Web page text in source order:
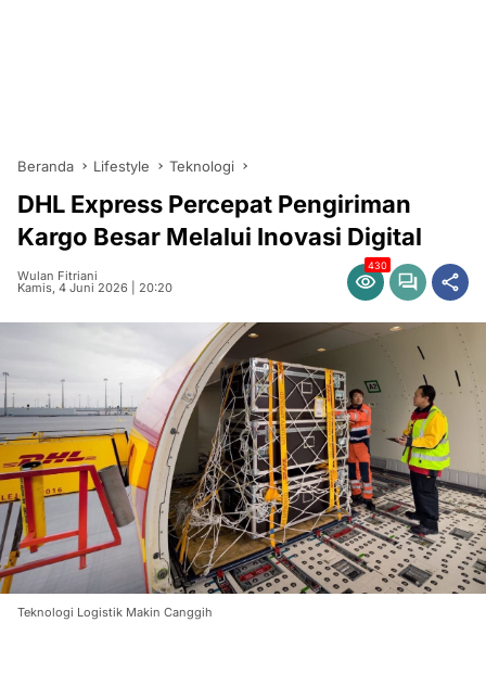
Beranda Lifestyle Teknologi
DHL Express Percepat Pengiriman
Kargo Besar Melalui Inovasi Digital
Wulan Fitriani
Kamis, 4 Juni 2026 | 20:20
430
Teknologi Logistik Makin Canggih